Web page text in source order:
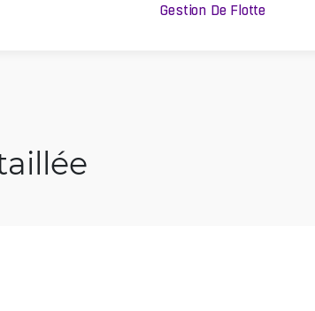
Gestion De Flotte